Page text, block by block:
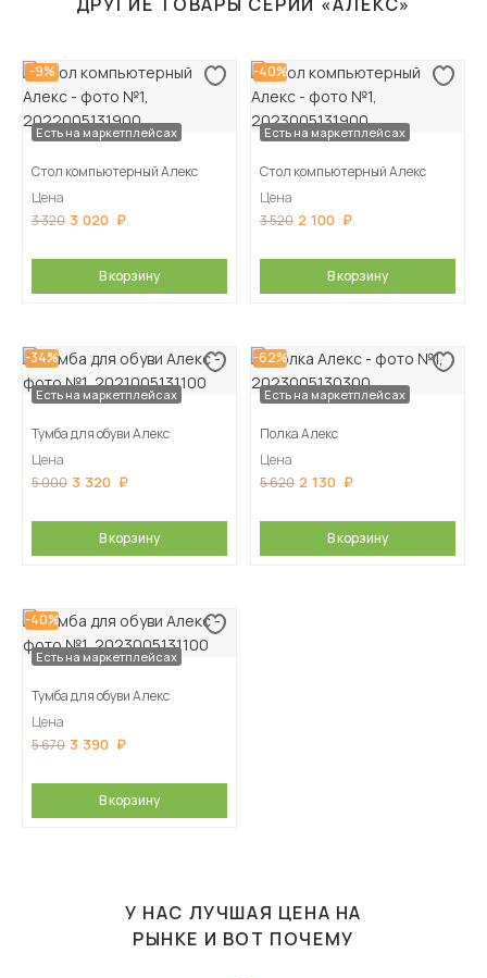
-9%
Есть на маркетплейсах
Стол компьютерный Алекс
Цена
3 320 3 020
В корзину
-40%
Есть на маркетплейсах
Стол компьютерный Алекс
Цена
3 520 2 100
В корзину
-34%
Есть на маркетплейсах
Тумба для обуви Алекс
Цена
5 000 3 320
В корзину
-62%
Есть на маркетплейсах
Полка Алекс
Цена
5 620 2 130
В корзину
-40%
Есть на маркетплейсах
Тумба для обуви Алекс
Цена
5 670 3 390
В корзину
У НАС ЛУЧШАЯ ЦЕНА НА
РЫНКЕ И ВОТ ПОЧЕМУ